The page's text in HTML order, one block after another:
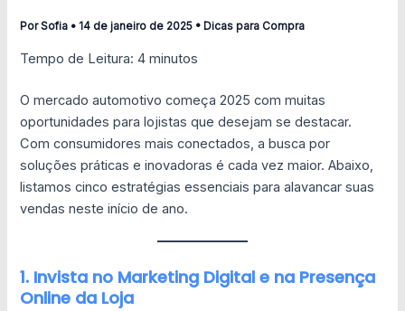
PorSofia •14 de janeiro de 2025 • Dicas para Compra
Tempo de Leitura:4 minutos
O mercado automotivo começa 2025 com muitas
oportunidades para lojistas que desejam se destacar.
Com consumidores mais conectados, a busca por
soluções práticas e inovadoras é cada vez maior. Abaixo,
listamos cinco estratégias essenciais para alavancar suas
vendas neste início de ano.
1. Invista no Marketing Digital e na Presença
Online da Loja